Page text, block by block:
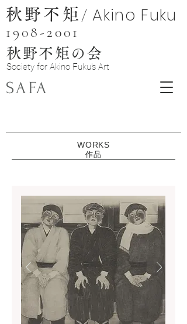
秋野不矩 /Akino Fuku
1908-2001
秋野不矩の会
Society for Akino Fuku's Art
SAFA
WORKS
​作品